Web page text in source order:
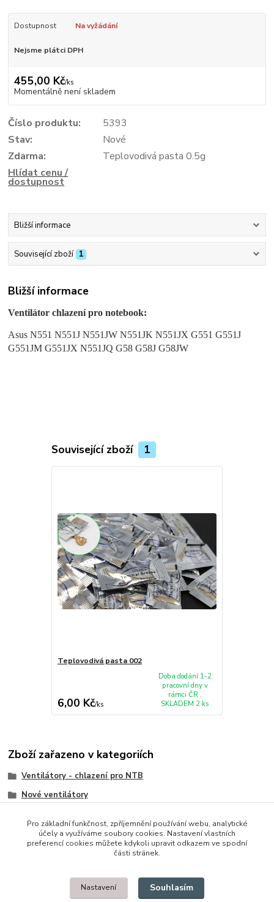
Dostupnost Na vyžádání
Nejsme plátci DPH
455,00 Kč/ks
Momentálně není skladem
Číslo produktu:
5393
Stav:
Nové
Zdarma:
Teplovodivá pasta 0.5g
Hlídat cenu /
dostupnost
Bližší informace
Související zboží 1
Bližší informace
Ventilátor chlazení pro notebook:
Asus N551 N551J N551JW N551JK N551JX G551 G551J
G551JM G551JX N551JQ G58 G58J G58JW
Související zboží 1
Teplovodivá pasta 002
6,00 Kč/ks
Doba dodání 1-2
pracovní dny v
rámci ČR ,
SKLADEM 2 ks
Zboží zařazeno v kategoriích
Ventilátory - chlazení pro NTB
Nové ventilátory
© 2014 - 2025 Díly pro notebooky
Upravit sběr cookies.
Pro základní funkčnost, zpříjemnění používání webu, analytické
účely a využíváme soubory cookies. Nastavení vlastních
preferencí cookies můžete kdykoli upravit odkazem ve spodní
části stránek.
Nastavení Souhlasím